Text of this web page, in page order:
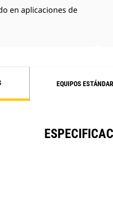
en aplicaciones de
EQUIPOS ESTÁNDAR